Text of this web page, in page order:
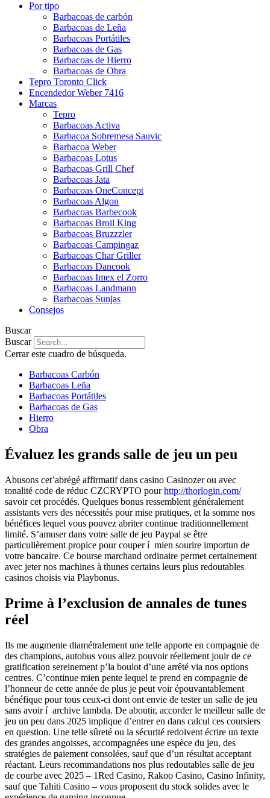
Por tipo
Barbacoas de carbón
Barbacoas de Leña
Barbacoas Portátiles
Barbacoas de Gas
Barbacoas de Hierro
Barbacoas de Obra
Tepro Toronto Click
Encendedor Weber 7416
Marcas
Tepro
Barbacoas Activa
Barbacoa Sobremesa Sauvic
Barbacoa Weber
Barbacoas Lotus
Barbacoas Grill Chef
Barbacoas Jata
Barbacoas OneConcept
Barbacoas Algon
Barbacoas Barbecook
Barbacoas Broil King
Barbacoas Bruzzzler
Barbacoas Campingaz
Barbacoas Char Griller
Barbacoas Dancook
Barbacoas Imex el Zorro
Barbacoas Landmann
Barbacoas Sunjas
Consejos
Buscar
Buscar
Cerrar este cuadro de búsqueda.
Barbacoas Carbón
Barbacoas Leña
Barbacoas Portátiles
Barbacoas de Gas
Hierro
Obra
Évaluez les grands salle de jeu un peu
Abusons cet’abrégé affirmatif dans casino Casinozer ou avec
tonalité code de réduc CZCRYPTO pourhttp://thorlogin.com/
savoir cet procédés. Quelques bonus ressemblent généralement
assistants vers des nécessités pour mise pratiques, et la somme nos
bénéfices lequel vous pouvez abriter continue traditionnellement
limité. S’amuser dans votre salle de jeu Paypal se être
particulièrement propice pour couper í mien sourire importun de
votre bancaire. Ce bourse marchand ordinaire permet certainement
avec jeter nos machines à thunes certains leurs plus redoutables
casinos choisis via Playbonus.
Prime à l’exclusion de annales de tunes
réel
Ils me augmente diamétralement une telle apporte en compagnie de
des champions, autobus vous allez pouvoir réellement jouir de ce
gratification sereinement p’la boulot d’une arrêté via nos options
centres. C’continue mien pente lequel te prend en compagnie de
l’honneur de cette année de plus je peut voir épouvantablement
bénéfique pour tous ceux-ci dont ont envie de tester un salle de jeu
sans avoir í archive lambda. De aboutir, accorder le meilleur salle de
jeu un peu dans 2025 implique d’entrer en dans calcul ces coursiers
en question. Une telle sûreté ou la sécurité redoivent écrire un texte
des grandes angoisses, accompagnées une espèce du jeu, des
stratégies de paiement consolées, sauf que d’un résultat acceptant
réactant. Leurs recommandations nos plus redoutables salle de jeu
de courbe avec 2025 – 1Red Casino, Rakoo Casino, Casino Infinity,
sauf que Tahiti Casino – vous proposent du stock solides avec le